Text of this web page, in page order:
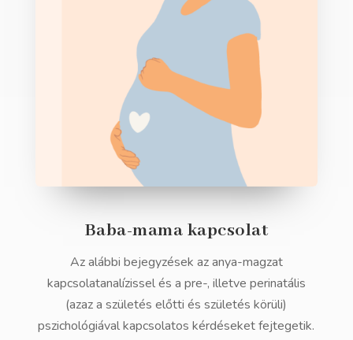
Baba-mama kapcsolat
Az alábbi bejegyzések az anya-magzat
kapcsolatanalízissel és a pre-, illetve perinatális
(azaz a születés előtti és születés körüli)
pszichológiával kapcsolatos kérdéseket fejtegetik.